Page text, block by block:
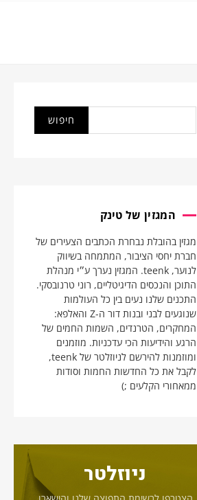
המגזין של טינק
מגזין בהובלת נבחרת הכתבים הצעירים של
חברת יחסי הציבור, המתמחה בשיווק
לנוער, teenk. המגזין נערך ע״י מנהלת
התוכן והנכסים הדיגיטליים, רוני טרנובסקי.
התכנים שלנו נעים בין כל העולמות
שנוגעים לבני ובנות דור ה-Z והאלפא:
המחקרים, הטרנדים, השמות החמים של
הרגע והידיעות הכי עדכניות. מוזמנים
ומוזמנות להירשם לניוזלטר של teenk,
לקבל את כל החדשות החמות וסודות
ממאחורי הקלעים ;)
ניוזלטר